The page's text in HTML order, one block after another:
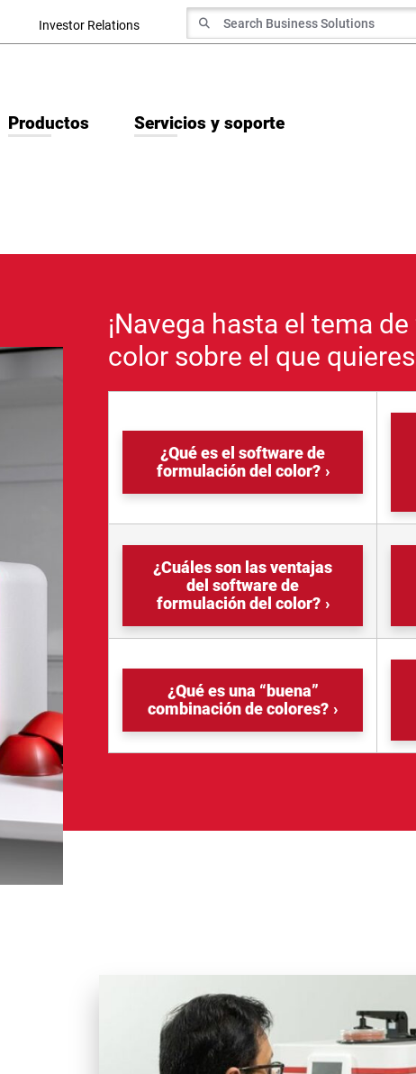
Investor Relations Search for
Search
Productos Servicios y soporte
¡Navega hasta el tema
color sobre el que
¿Qué es el software de
formulación del color?
¿Cuáles son las ventajas
del software de
formulación del color?
¿Qué es una “buena”
combinación de colores?